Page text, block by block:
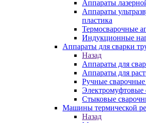
Аппараты
Аппараты
пластика
Термосварочные
Индукционные
Аппараты для сварки
Назад
Аппараты для
Аппараты для
Ручные сварочные
Электромуфтовые
Стыковые
Машины термической
Назад